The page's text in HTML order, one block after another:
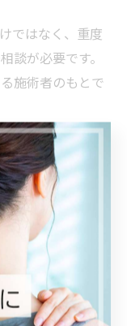
ではなく、重度
談が必要です。
施術者のもとで
用法
術だけでなく、
充実しているの
で、日常生活
腰痛の予防に役
運動習慣が少な
好評です。